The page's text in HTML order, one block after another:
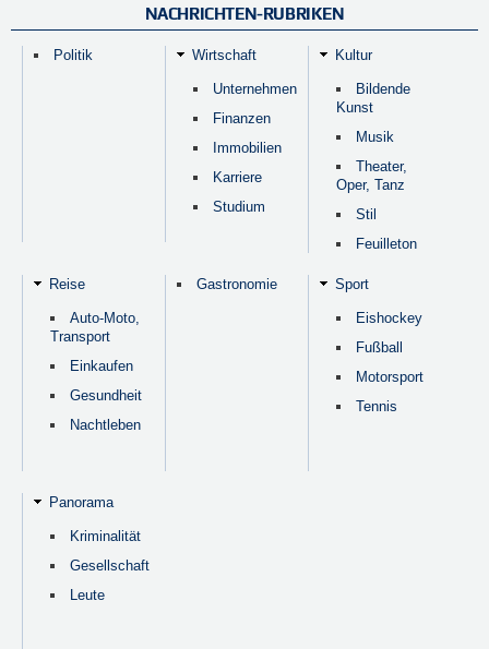
NACHRICHTEN-RUBRIKEN
Politik Wirtschaft
Unternehmen
Finanzen
Immobilien
Karriere
Studium
Kultur
Bildende
Kunst
Musik
Theater,
Oper, Tanz
Stil
Feuilleton
Reise
Auto-Moto,
Transport
Einkaufen
Gesundheit
Nachtleben
Gastronomie Sport
Eishockey
Fußball
Motorsport
Tennis
Panorama
Kriminalität
Gesellschaft
Leute